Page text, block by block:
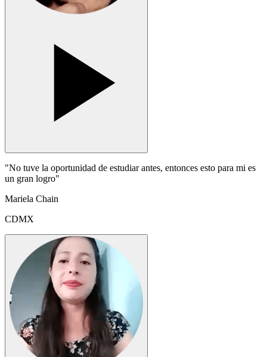
"No tuve la oportunidad de estudiar antes, entonces esto para mi es
un gran logro"
Mariela Chain
CDMX